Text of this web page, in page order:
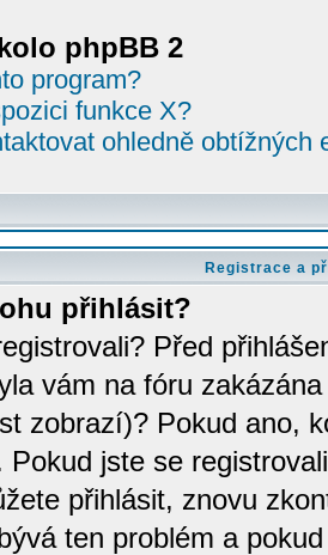
phpBB 2
program?
funkce X?
ohledně
Registrace a
přihlásit?
Před
vám na fóru
zobrazí)? Pokud ano,
Pokud jste se
přihlásit, znovu
ten problém a